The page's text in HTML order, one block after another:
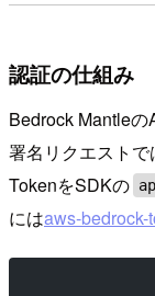
認証の仕組み
Bedrock Mantle
署名リクエスト
TokenをSDKの
にはaws-